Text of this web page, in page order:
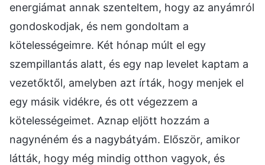
energiámat annak szenteltem, hogy az anyámról
gondoskodjak, és nem gondoltam a
kötelességeimre. Két hónap múlt el egy
szempillantás alatt, és egy nap levelet kaptam a
vezetőktől, amelyben azt írták, hogy menjek el
egy másik vidékre, és ott végezzem a
kötelességeimet. Aznap eljött hozzám a
nagynéném és a nagybátyám. Először, amikor
látták, hogy még mindig otthon vagyok, és